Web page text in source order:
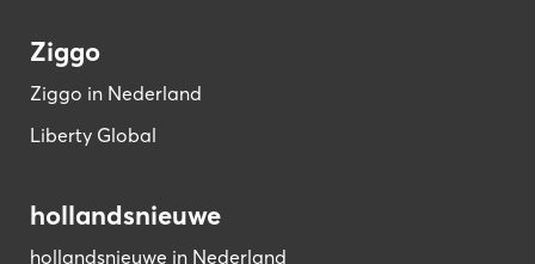
Ziggo
Ziggo in Nederland
Liberty Global
hollandsnieuwe
hollandsnieuwe in Nederland